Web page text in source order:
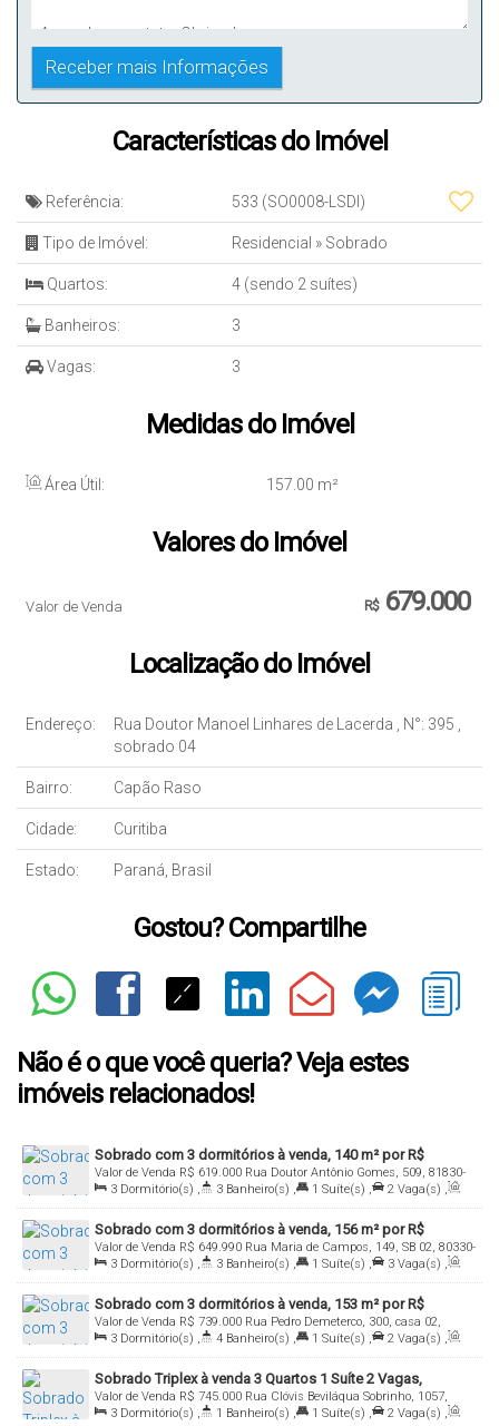
Características do Imóvel
Referência: 533 (SO0008-LSDI)
Tipo de Imóvel: Residencial » Sobrado
Quartos: 4 (sendo 2 suítes)
Banheiros: 3
Vagas: 3
Medidas do Imóvel
Área Útil: 157.00 m²
Valores do Imóvel
R$679.000
Valor de Venda
Localização do Imóvel
Endereço: Rua Doutor Manoel Linhares de Lacerda , N°: 395 ,
sobrado 04
Bairro: Capão Raso
Cidade: Curitiba
Estado: Paraná, Brasil
Gostou? Compartilhe
Não é o que você queria? Veja estes
imóveis relacionados!
Sobrado com 3 dormitórios à venda, 140 m² por R$
619.000,00 - Xaxim - Curitiba/PR
R$ 619.000
Valor de Venda
Rua Doutor Antônio Gomes, 509, 81830-
210, Xaxim, Curitiba, Paraná, Brasil
3 Dormitório(s) , 3 Banheiro(s) , 1 Suíte(s) , 2 Vaga(s) ,
Útil: 140.00m²
Sobrado com 3 dormitórios à venda, 156 m² por R$
649.990,00 - Portão - Curitiba/PR
R$ 649.990
Valor de Venda
Rua Maria de Campos, 149, SB 02, 80330-
100, Portão, Curitiba, Paraná, Brasil
3 Dormitório(s) , 3 Banheiro(s) , 1 Suíte(s) , 3 Vaga(s) ,
Útil: 156.00m²
Sobrado com 3 dormitórios à venda, 153 m² por R$
739.000,00 - Jardim das Américas - Curitiba/PR
R$ 739.000
Valor de Venda
Rua Pedro Demeterco, 300, casa 02,
81530-320, Jardim das Américas, Curitiba, Paraná, Brasil
3 Dormitório(s) , 4 Banheiro(s) , 1 Suíte(s) , 2 Vaga(s) ,
Útil: 153.00m²
Sobrado Triplex à venda 3 Quartos 1 Suíte 2 Vagas,
Uberaba, Curitiba - SO0284.
R$ 745.000
Valor de Venda
Rua Clóvis Beviláqua Sobrinho, 1057,
SB02, 81570-170, Uberaba, Curitiba, Paraná, Brasil
3 Dormitório(s) , 1 Banheiro(s) , 1 Suíte(s) , 2 Vaga(s) ,